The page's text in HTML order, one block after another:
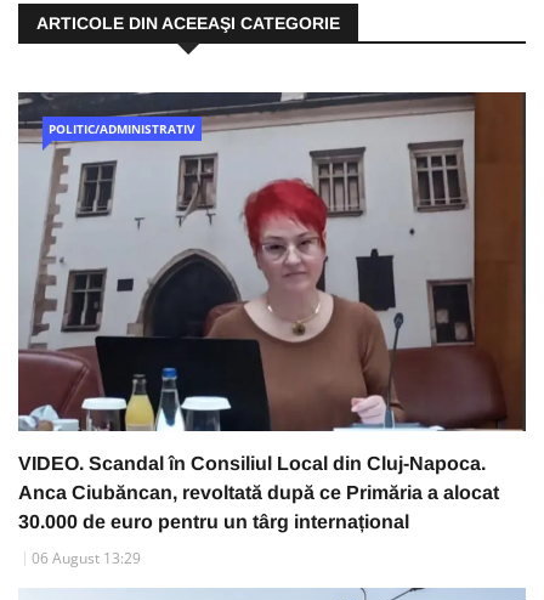
ARTICOLE DIN ACEEAŞI CATEGORIE
POLITIC/ADMINISTRATIV
VIDEO. Scandal în Consiliul Local din Cluj-Napoca.
Anca Ciubăncan, revoltată după ce Primăria a alocat
30.000 de euro pentru un târg internațional
06 August 13:29